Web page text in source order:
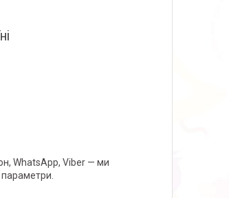
WhatsApp, Viber — ми
параметри.